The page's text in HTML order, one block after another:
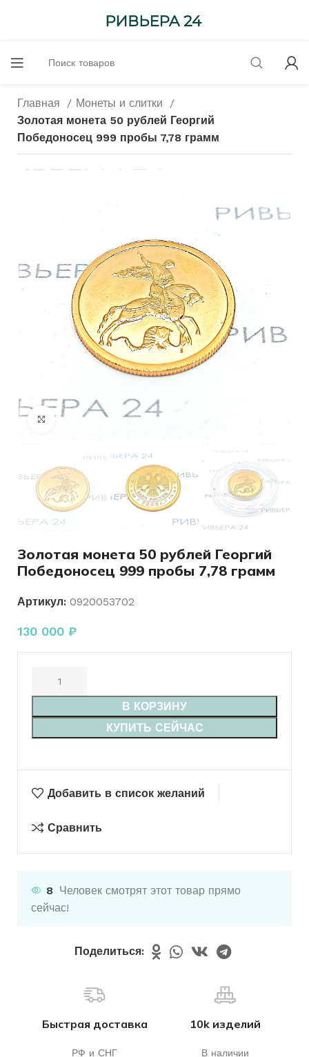
Главная
Монеты и слитки
Золотая монета 50 рублей Георгий
Победоносец 999 пробы 7,78 грамм
Нажмите, чтобы увеличить
Золотая монета 50 рублей Георгий
Победоносец 999 пробы 7,78 грамм
Артикул: 0920053702
130 000 ₽
В КОРЗИНУ
КУПИТЬ СЕЙЧАС
Добавить в список желаний
Сравнить
8 Человек смотрят этот товар прямо
сейчас!
Поделиться:
Быстрая доставка
РФ и СНГ
10k изделий
В наличии